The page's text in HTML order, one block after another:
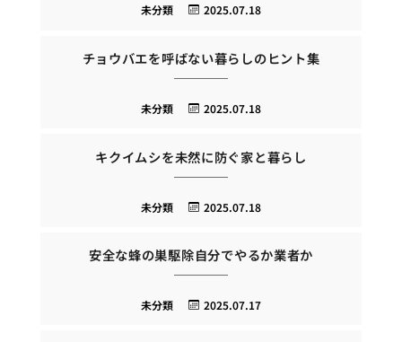
2025.07.18
未分類
チョウバエを呼ばない暮らしのヒント集
2025.07.18
未分類
キクイムシを未然に防ぐ家と暮らし
2025.07.18
未分類
安全な蜂の巣駆除自分でやるか業者か
2025.07.17
未分類